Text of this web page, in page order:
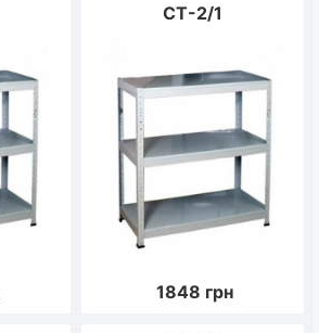
CT-2/1
1848 грн